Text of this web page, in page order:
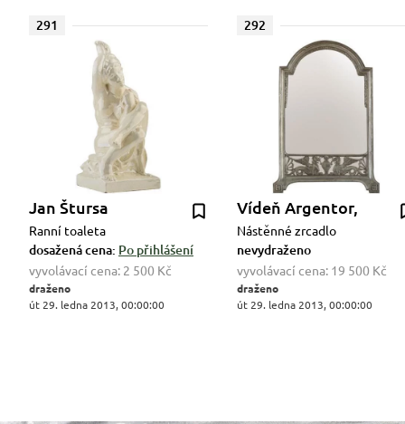
291
Jan Štursa
Ranní toaleta
dosažená cena: Po přihlášení
vyvolávací cena: 2 500 Kč
draženo
út 29. ledna 2013, 00:00:00
292
Vídeň Argentor,
Nástěnné zrcadlo
nevydraženo
vyvolávací cena: 19 500 Kč
draženo
út 29. ledna 2013, 00:00:00